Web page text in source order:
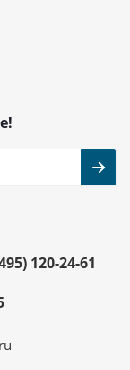
120-24-61